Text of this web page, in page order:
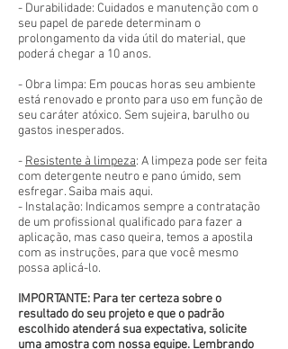
- Durabilidade: Cuidados e manutenção com o
seu papel de parede determinam o
prolongamento da vida útil do material, que
poderá chegar a 10 anos.
- Obra limpa: Em poucas horas seu ambiente
está renovado e pronto para uso em função de
seu caráter atóxico. Sem sujeira, barulho ou
gastos inesperados.
- Resistente à limpeza: A limpeza pode ser feita
com detergente neutro e pano úmido, sem
esfregar. Saiba mais aqui.
- Instalação: Indicamos sempre a contratação
de um profissional qualificado para fazer a
aplicação, mas caso queira, temos a apostila
com as instruções, para que você mesmo
possa aplicá-lo.
IMPORTANTE: Para ter certeza sobre o
resultado do seu projeto e que o padrão
escolhido atenderá sua expectativa, solicite
uma amostra com nossa equipe. Lembrando